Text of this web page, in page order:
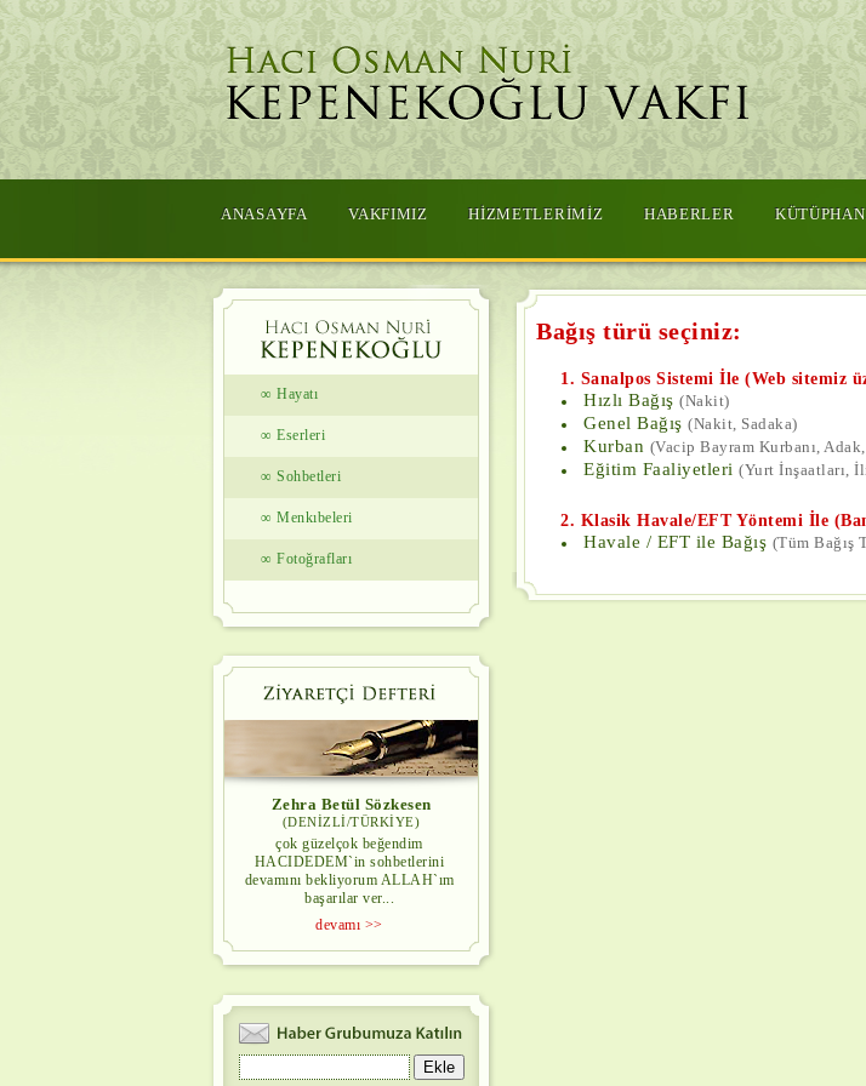
ANASAYFA VAKFIMIZ HİZMETLERİMİZ HABERLER
∞ Hayatı
∞ Eserleri
∞ Sohbetleri
∞ Menkıbeleri
∞ Fotoğrafları
Zehra Betül Sözkesen
(DENİZLİ/TÜRKİYE)
çok güzelçok beğendim
HACIDEDEM`in sohbetlerini
devamını bekliyorum ALLAH`ım
başarılar ver...
devamı >>
Bağış türü seçiniz:
1. Sanalpos Sistemi İle (Web sitemiz
Hızlı Bağış (Nakit)
Genel Bağış (Nakit, Sadaka)
Kurban (Vacip Bayram Kurbanı,
Eğitim Faaliyetleri (Yurt İnşaatları,
2. Klasik Havale/EFT Yöntemi İle
Havale / EFT ile Bağış (Tüm Bağış